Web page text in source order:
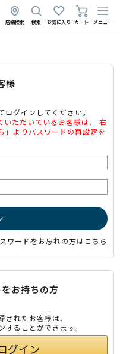
店舗検索 検索 お気に入り カート メニュー
様
グインしてください。
ただいているお客様は、 右
」よりパスワードの再設定を
ワードをお忘れの方はこちら
お持ちの方
れたお客様は、
ることができます。